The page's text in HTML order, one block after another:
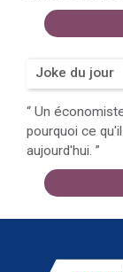
Joke du jour
“ Un
pourquoi ce
aujourd'hui. ”